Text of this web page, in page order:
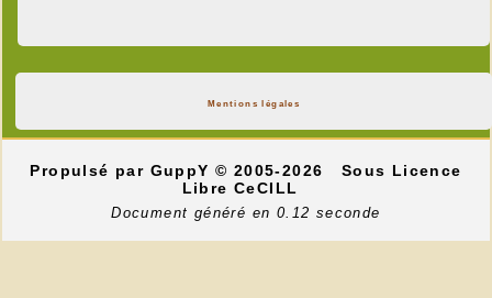
Mentions légales
Propulsé par GuppY© 2005-2026
Sous Licence
Libre CeCILL
Document généré en 0.12 seconde